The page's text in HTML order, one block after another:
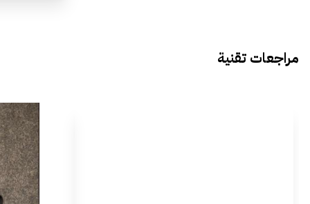
مراجعات تقنية